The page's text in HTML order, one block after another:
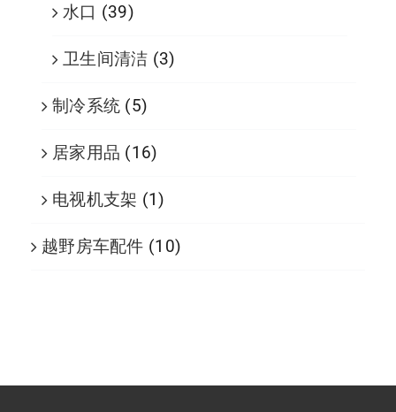
水口 (39)
卫生间清洁 (3)
制冷系统 (5)
居家用品 (16)
电视机支架 (1)
越野房车配件 (10)